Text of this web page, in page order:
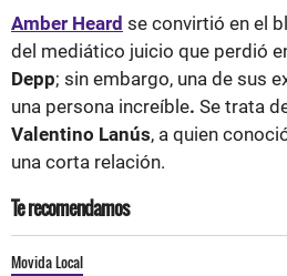
Amber Heard se convirtió en el
del mediático juicio que perdió
Depp; sin embargo, una de sus
una persona increíble. Se trata
Valentino Lanús, a quien
una corta relación.
Te recomendamos
Movida Local